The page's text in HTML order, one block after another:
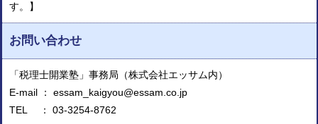
す。】
お問い合わせ
「税理士開業塾」事務局（株式会社エッサム内）
E-mail ： essam_kaigyou@essam.co.jp
TEL ： 03-3254-8762